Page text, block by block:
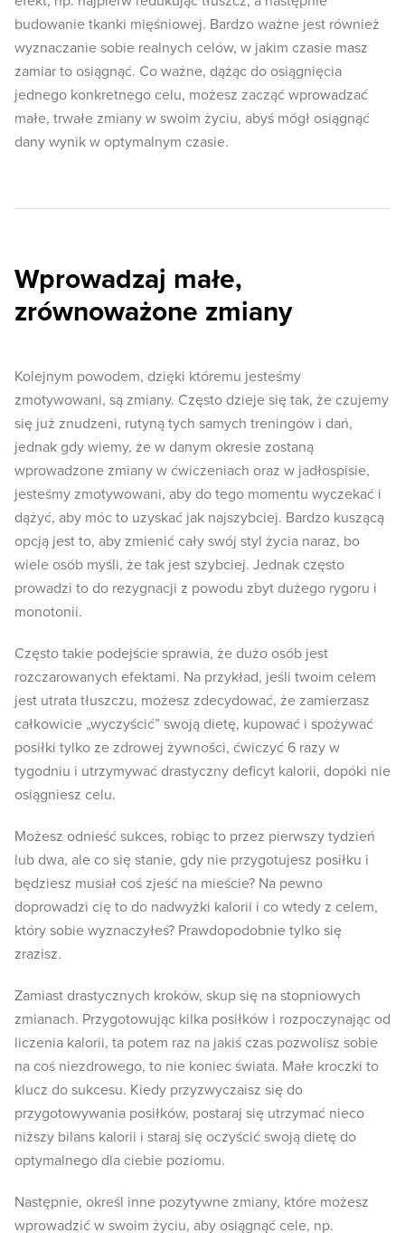
budowanie tkanki mięśniowej. Bardzo ważne jest również
wyznaczanie sobie realnych celów, w jakim czasie masz
zamiar to osiągnąć. Co ważne, dążąc do osiągnięcia
jednego konkretnego celu, możesz zacząć wprowadzać
małe, trwałe zmiany w swoim życiu, abyś mógł osiągnąć
dany wynik w optymalnym czasie.
Wprowadzaj małe,
zrównoważone zmiany
Kolejnym powodem, dzięki któremu jesteśmy
zmotywowani, są zmiany. Często dzieje się tak, że czujemy
się już znudzeni, rutyną tych samych treningów i dań,
jednak gdy wiemy, że w danym okresie zostaną
wprowadzone zmiany w ćwiczeniach oraz w jadłospisie,
jesteśmy zmotywowani, aby do tego momentu wyczekać i
dążyć, aby móc to uzyskać jak najszybciej. Bardzo kuszącą
opcją jest to, aby zmienić cały swój styl życia naraz, bo
wiele osób myśli, że tak jest szybciej. Jednak często
prowadzi to do rezygnacji z powodu zbyt dużego rygoru i
monotonii.
Często takie podejście sprawia, że dużo osób jest
rozczarowanych efektami. Na przykład, jeśli twoim celem
jest utrata tłuszczu, możesz zdecydować, że zamierzasz
całkowicie „wyczyścić” swoją dietę, kupować i spożywać
posiłki tylko ze zdrowej żywności, ćwiczyć 6 razy w
tygodniu i utrzymywać drastyczny deficyt kalorii, dopóki nie
osiągniesz celu.
Możesz odnieść sukces, robiąc to przez pierwszy tydzień
lub dwa, ale co się stanie, gdy nie przygotujesz posiłku i
będziesz musiał coś zjeść na mieście? Na pewno
doprowadzi cię to do nadwyżki kalorii i co wtedy z celem,
który sobie wyznaczyłeś? Prawdopodobnie tylko się
zrazisz.
Zamiast drastycznych kroków, skup się na stopniowych
zmianach. Przygotowując kilka posiłków i rozpoczynając od
liczenia kalorii, ta potem raz na jakiś czas pozwolisz sobie
na coś niezdrowego, to nie koniec świata. Małe kroczki to
klucz do sukcesu. Kiedy przyzwyczaisz się do
przygotowywania posiłków, postaraj się utrzymać nieco
niższy bilans kalorii i staraj się oczyścić swoją dietę do
optymalnego dla ciebie poziomu.
Następnie, określ inne pozytywne zmiany, które możesz
wprowadzić w swoim życiu, aby osiągnąć cele, np.